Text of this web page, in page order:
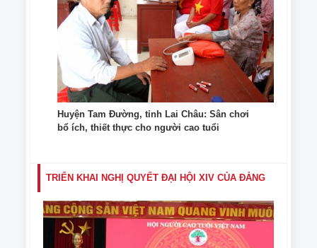
Huyện Tam Đường, tỉnh Lai Châu: Sân chơi
bổ ích, thiết thực cho người cao tuổi
TRIỂN KHAI NGHỊ QUYẾT ĐẠI HỘI XIV CỦA ĐẢNG